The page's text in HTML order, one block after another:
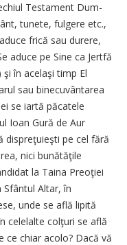
Testament Dum­
tunete, fulgere etc.,
frică sau durere,
aduce pe Sine ca Jert­fă
în acelaşi timp El
sau binecu­vân­­tarea
se iartă pă­catele
Ioan Gură de Aur
dispreţuieşti pe cel fără
nici bu­nă­tăţile
la Tai­na Preoţiei
Altar, în
unde se află li­pi­tă
celelalte col­ţuri se află
ce chiar aco­lo? Dacă vă